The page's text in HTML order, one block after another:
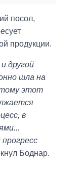
посол,
продукции.
другой
шла на
этот
в
Боднар.